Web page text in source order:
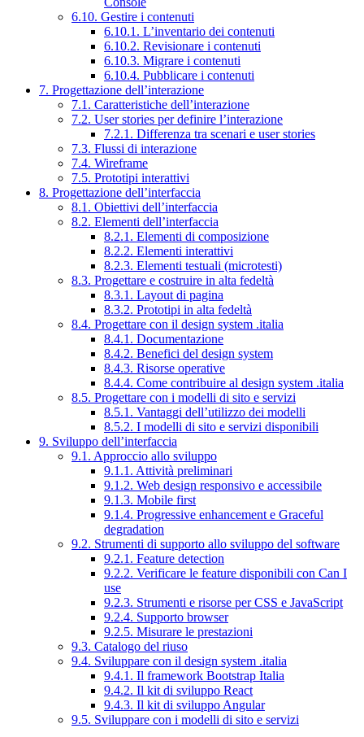
6.10. Gestire i contenuti
6.10.1. L’inventario dei contenuti
6.10.2. Revisionare i contenuti
6.10.3. Migrare i contenuti
6.10.4. Pubblicare i contenuti
7. Progettazione dell’interazione
7.1. Caratteristiche dell’interazione
7.2. User stories per definire l’interazione
7.2.1. Differenza tra scenari e user stories
7.3. Flussi di interazione
7.4. Wireframe
7.5. Prototipi interattivi
8. Progettazione dell’interfaccia
8.1. Obiettivi dell’interfaccia
8.2. Elementi dell’interfaccia
8.2.1. Elementi di composizione
8.2.2. Elementi interattivi
8.2.3. Elementi testuali (microtesti)
8.3. Progettare e costruire in alta fedeltà
8.3.1. Layout di pagina
8.3.2. Prototipi in alta fedeltà
8.4. Progettare con il design system .italia
8.4.1. Documentazione
8.4.2. Benefici del design system
8.4.3. Risorse operative
8.4.4. Come contribuire al design system .italia
8.5. Progettare con i modelli di sito e servizi
8.5.1. Vantaggi dell’utilizzo dei modelli
8.5.2. I modelli di sito e servizi disponibili
9. Sviluppo dell’interfaccia
9.1. Approccio allo sviluppo
9.1.1. Attività preliminari
9.1.2. Web design responsivo e accessibile
9.1.3. Mobile first
9.1.4. Progressive enhancement e Graceful
degradation
9.2. Strumenti di supporto allo sviluppo del software
9.2.1. Feature detection
9.2.2. Verificare le feature disponibili con Can I
use
9.2.3. Strumenti e risorse per CSS e JavaScript
9.2.4. Supporto browser
9.2.5. Misurare le prestazioni
9.3. Catalogo del riuso
9.4. Sviluppare con il design system .italia
9.4.1. Il framework Bootstrap Italia
9.4.2. Il kit di sviluppo React
9.4.3. Il kit di sviluppo Angular
9.5. Sviluppare con i modelli di sito e servizi